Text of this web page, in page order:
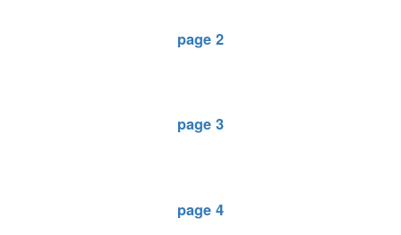
page 2
page 3
page 4